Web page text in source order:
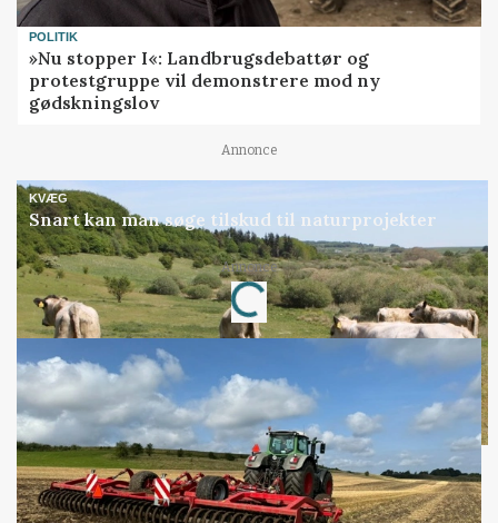
POLITIK
»Nu stopper I«: Landbrugsdebattør og
protestgruppe vil demonstrere mod ny
gødskningslov
Annonce
KVÆG
Snart kan man søge tilskud til naturprojekter
Annonce
Loading...